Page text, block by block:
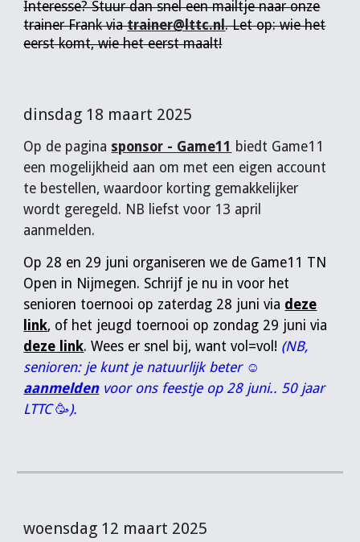
Interesse? Stuur dan snel een mailtje naar onze
trainer Frank viatrainer@lttc.nl. Let op: wie het
eerst komt, wie het eerst maalt!
dinsdag 18 maart 2025
Op de pagina sponsor - Game11
biedt Game11
een mogelijkheid aan om met een eigen account
te bestellen, waardoor korting gemakkelijker
wordt geregeld. NB liefst voor 13 april
aanmelden.
Op 28 en 29 juni organiseren we de Game11 TN
Open in Nijmegen. Schrijf je nu in voor het
senioren toernooi op zaterdag 28 juni via deze
link, of het jeugd toernooi op zondag 29 juni via
deze link. Wees er snel bij, want vol=vol! (NB,
senioren: je kunt je natuurlijk beter ☺️
aanmeldenvoor ons feestje op 28 juni.. 50 jaar
LTTC🥳).
woensdag 12 maart 2025